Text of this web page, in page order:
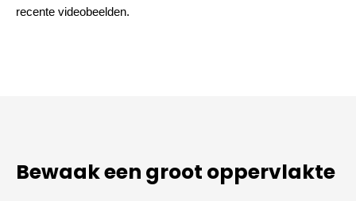
recente videobeelden.
Bewaak een groot oppervlakte